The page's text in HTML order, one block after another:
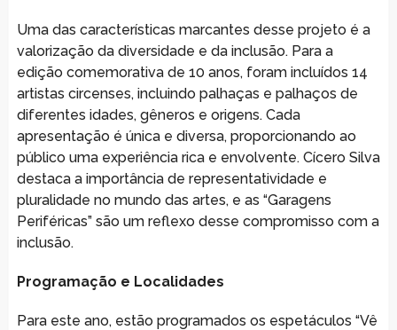
Uma das características marcantes desse projeto é a
valorização da diversidade e da inclusão. Para a
edição comemorativa de 10 anos, foram incluídos 14
artistas circenses, incluindo palhaças e palhaços de
diferentes idades, gêneros e origens. Cada
apresentação é única e diversa, proporcionando ao
público uma experiência rica e envolvente. Cícero Silva
destaca a importância de representatividade e
pluralidade no mundo das artes, e as “Garagens
Periféricas” são um reflexo desse compromisso com a
inclusão.
Programação e Localidades
Para este ano, estão programados os espetáculos “Vê